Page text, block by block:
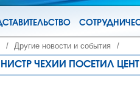
/ Другие новости и события /
ЧЕХИИ ПОСЕТИЛ